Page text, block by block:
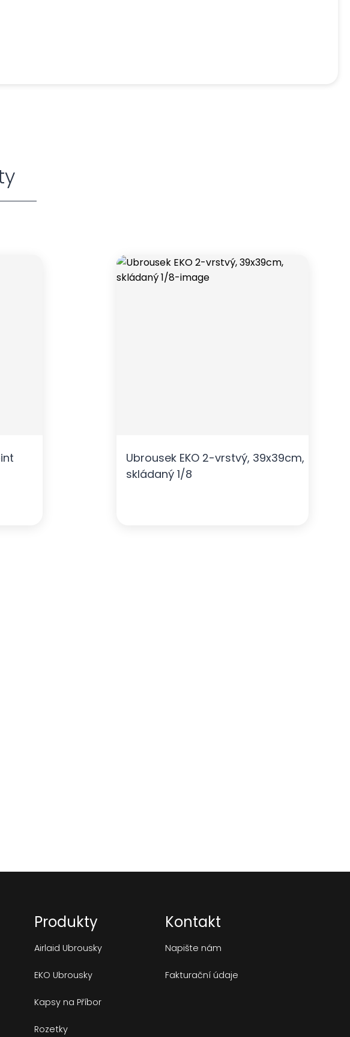
Ubrousek EKO 2-vrstvý, 39x39cm,
skládaný 1/8
Produkty
Airlaid Ubrousky
EKO Ubrousky
Kapsy na Příbor
Rozetky
Kontakt
Napište nám
Fakturační údaje